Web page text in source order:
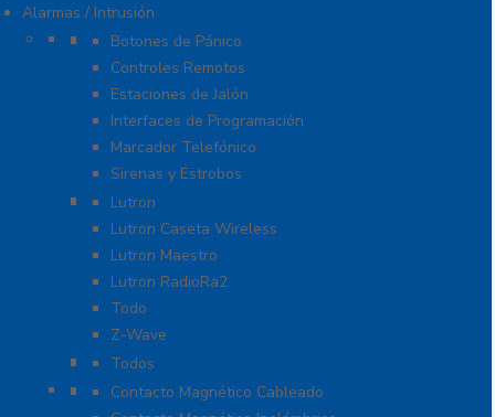
Alarmas / Intrusión
Accesorios
Botones de Pánico
Controles Remotos
Estaciones de Jalón
Interfaces de Programación
Marcador Telefónico
Sirenas y Estrobos
Automatización – Casa Inteligente
Lutron
Lutron Caseta Wireless
Lutron Maestro
Lutron RadioRa2
Todo
Z-Wave
Cables
Todos
Contactos Magnéticos
Contacto Magnético Cableado